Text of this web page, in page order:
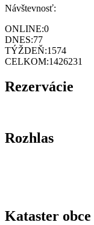
Návštevnosť:
ONLINE:0
DNES:77
TÝŽDEŇ:1574
CELKOM:1426231
Rezervácie
Rozhlas
Kataster obce